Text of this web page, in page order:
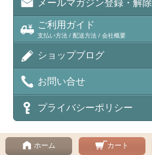
メールマガジン登録・解除
ご利用ガイド
支払い方法 / 配送方法 / 会社概要
ショップブログ
お問い合せ
プライバシーポリシー
ホーム カート